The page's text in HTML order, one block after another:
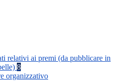
relativi ai premi (da pubblicare in
8
organizzativo